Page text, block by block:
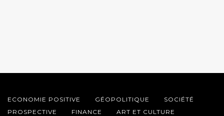
ECONOMIE POSITIVE GÉOPOLITIQUE
SOCIÉTÉ
PROSPECTIVE
FINANCE ART ET CULTURE